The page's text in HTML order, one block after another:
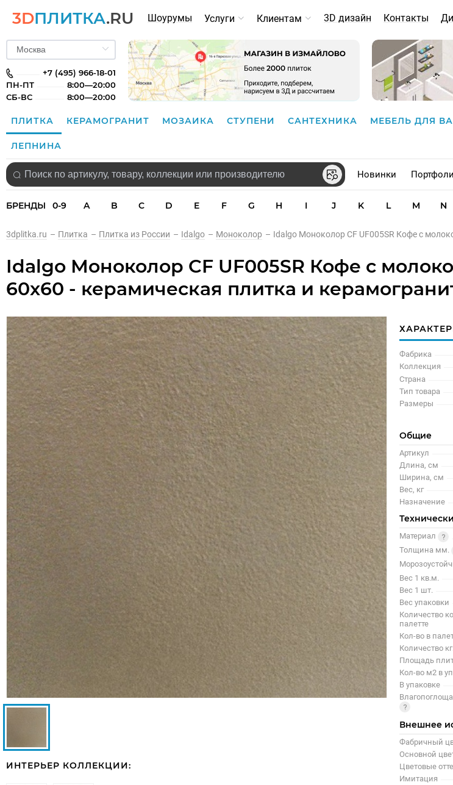
3DПЛИТКА.RU Шоурумы Услуги Клиентам 3D дизайн Контакты
+7 (495) 966-18-01
ПН-ПТ
8:00—20:00
СБ-ВС
8:00—20:00
ПЛИТКА КЕРАМОГРАНИТ МОЗАИКА СТУПЕНИ САНТЕХНИКА МЕБЕЛЬ ДЛЯ
ЛЕПНИНА
Новинки
БРЕНДЫ 0-9 A B C D E F G H I J K L M N
3dplitka.ru – Плитка – Плитка из России – Idalgo – Моноколор – Idalgo Моноколор CF UF005SR Кофе с
Idalgo Моноколор CF UF005SR Кофе с
60x60 - керамическая плитка и
ИНТЕРЬЕР КОЛЛЕКЦИИ:
Фабрика
Коллекция
Страна
Тип товара
Размеры
Общие
Артикул
Длина, см
Ширина, см
Вес, кг
Назначение
Материал
Толщина мм.
Вес 1 кв.м.
Вес 1 шт.
Вес упаковки
Количество
палетте
Кол-во в
Количество
Площадь
Кол-во м2 в
В упаковке
Внешнее
Фабричный
Основной
Цветовые
Имитация